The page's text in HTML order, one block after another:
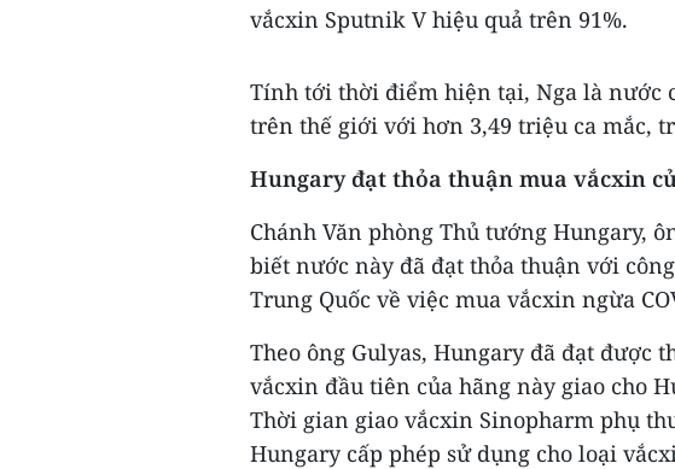
vắcxin Sputnik V hiệu quả trên 91%.
Tính tới thời điểm hiện tại, Nga là nước
trên thế giới với hơn 3,49 triệu ca mắc,
Hungary đạt thỏa thuận mua vắcxin
Chánh Văn phòng Thủ tướng Hungary,
biết nước này đã đạt thỏa thuận với
Trung Quốc về việc mua vắcxin ngừa
Theo ông Gulyas, Hungary đã đạt được
vắcxin đầu tiên của hãng này giao cho
Thời gian giao vắcxin Sinopharm phụ
Hungary cấp phép sử dụng cho loại